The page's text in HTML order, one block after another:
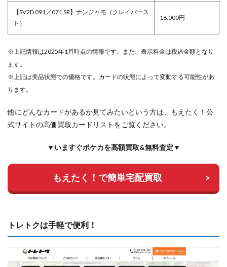
【SV2D 091／071 SR】ナンジャモ（クレイバース
ト）
16,000円
※上記情報は2025年1月時点の情報です。また、表示料金は税込金額となり
ます。
※上記は美品状態での価格です。カードの状態によって変動する可能性があ
ります。
他にどんなカードがあるか見てみたいという方は、もえたく！公
式サイトの高価買取カードリストをご覧ください。
▼いますぐポケカを高額買取&無料査定▼
もえたく！で簡単宅配買取
トレトクは手軽で便利！